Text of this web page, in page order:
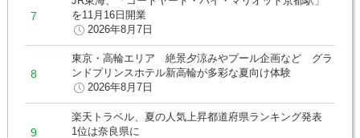
を11月16日開業
2026年8月7日
東京・高輪エリア 絶景夕涼みやプール企画など グラ
ンドプリンスホテル新高輪が多彩な夏向け体験
2026年8月7日
楽天トラベル、夏の人気上昇都道府県ランキング発表
1位は奈良県に